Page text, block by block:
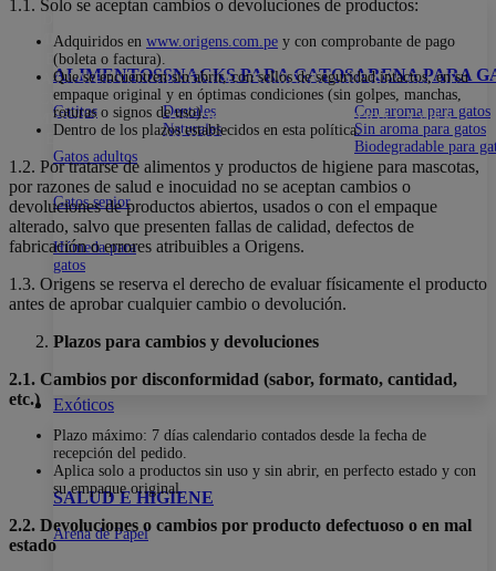
ALIMENTOS
Gatitos
Gatos adultos
Gatos senior
Húmeda para
gatos
SNACKS PARA GATOS
Dentales
Naturales
ARENA PARA
Con aroma para gatos
Sin aroma para gatos
Biodegradable para
Exóticos
SALUD E HIGIENE
Arena de Papel
15% DE DESCUENTO EN TODA LA WEB CON EL CÓDIGO:
PRIMERACOMPRA •15% DE DESCUENTO EN TODA LA WEB
CON EL CÓDIGO:PRIMERACOMPRA
TODA LA WEB CON EL CÓDIGO:PRIMERACOMPRA •15% DE
DESCUENTO EN TODA LA WEB CON EL CÓDIGO:
PRIMERACOMPRA •15% DE DESCUENTO EN TODA LA WEB
CON EL CÓDIGO: PRIMERACOMPRA •
1.1. Solo se aceptan cambios o devoluciones de productos:
Adquiridos en www.origens.com.pe y con comprobante de pago
(boleta o factura).
Que se encuentren sin abrir, con sellos de seguridad intactos, en su
empaque original y en óptimas condiciones (sin golpes, manchas,
roturas o signos de uso).
Dentro de los plazos establecidos en esta política.
1.2. Por tratarse de alimentos y productos de higiene para mascotas,
por razones de salud e inocuidad no se aceptan cambios o
devoluciones de productos abiertos, usados o con el empaque
alterado, salvo que presenten fallas de calidad, defectos de
fabricación o errores atribuibles a Origens.
1.3. Origens se reserva el derecho de evaluar físicamente el producto
antes de aprobar cualquier cambio o devolución.
Plazos para cambios y devoluciones
2.1. Cambios por disconformidad (sabor, formato, cantidad,
etc.)
Plazo máximo: 7 días calendario contados desde la fecha de
recepción del pedido.
Aplica solo a productos sin uso y sin abrir, en perfecto estado y con
su empaque original.
2.2. Devoluciones o cambios por producto defectuoso o en mal
estado